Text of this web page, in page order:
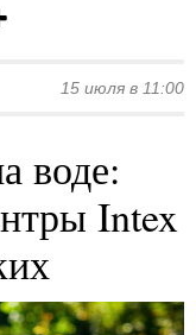
15 июля в 11:00
воде:
Intex